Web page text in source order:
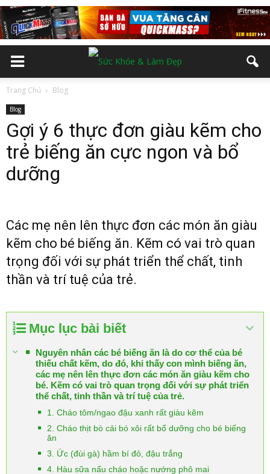
Trang Chủ Blog
Blog
Gợi ý 6 thực đơn giàu kẽm cho
trẻ biếng ăn cực ngon và bổ
dưỡng
Các mẹ nên lên thực đơn các món ăn giàu
kẽm cho bé biếng ăn. Kẽm có vai trò quan
trọng đối với sự phát triển thể chất, tinh
thần và trí tuệ của trẻ.
Mục lục bài biết
Nguyên nhân các bé biếng ăn là do cơ thể của bé
thiếu chất kẽm, do đó, khi thấy con mình biếng ăn,
các mẹ nên lên thực đơn các món ăn giàu kẽm cho
bé. Kẽm có vai trò quan trọng đối với sự phát triển
thể chất, tinh thần và trí tuệ của trẻ.
1. Cháo tôm/ngao đậu xanh rất giàu kẽm
2. Cháo thịt bò cải bó xôi rất bổ dưỡng cho bé biếng
ăn
3. Ức (đùi gà) hầm bí đỏ, đậu trắng
4. Hàu sữa nấu cháo hoặc nướng phô mai